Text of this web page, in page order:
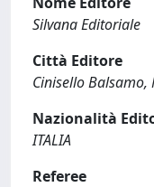
Silvana Editoriale
Città Editore
Cinisello Balsamo,
Nazionalità
ITALIA
Referee